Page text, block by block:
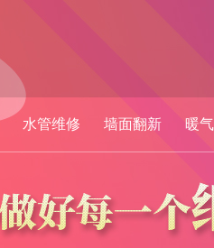
水管维修 墙面翻新 暖